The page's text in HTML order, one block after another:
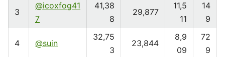
3
@icoxfog41
7
41,38
8
29,877
11,5
11
14
9
4 @suin
32,75
3
23,844
8,9
09
72
9